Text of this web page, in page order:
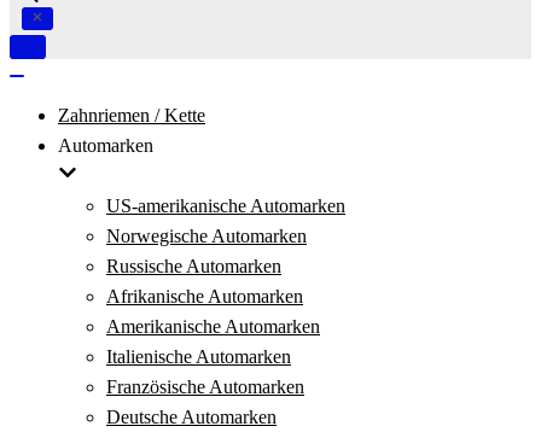
Navigation
Zahnriemen / Kette
Automarken
US-amerikanische Automarken
Norwegische Automarken
Russische Automarken
Afrikanische Automarken
Amerikanische Automarken
Italienische Automarken
Französische Automarken
Deutsche Automarken